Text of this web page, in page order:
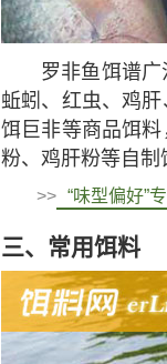
罗非鱼饵谱
蚯蚓、红虫、鸡
饵巨非等商品饵
粉、鸡肝粉等自制
>> “味型偏好”
三、常用饵料